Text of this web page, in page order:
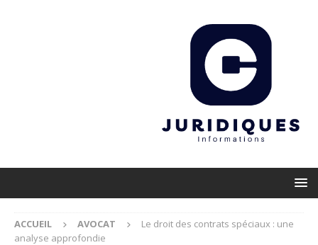
ACCUEIL AVOCAT
Le droit des contrats spéciaux : une
analyse approfondie